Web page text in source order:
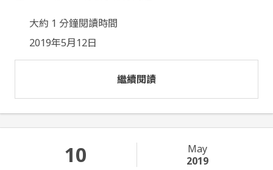
大約 1 分鐘閱讀時間
2019年5月12日
繼續閱讀
10
May
2019